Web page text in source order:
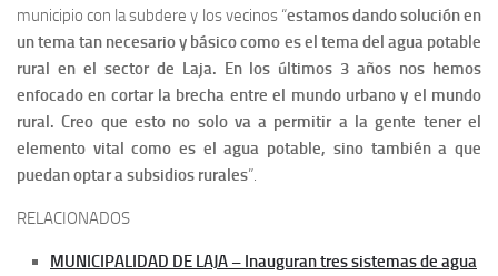
municipio con la subdere y los vecinos “estamos dando solución en
un tema tan necesario y básico como es el tema del agua potable
rural en el sector de Laja. En los últimos 3 años nos hemos
enfocado en cortar la brecha entre el mundo urbano y el mundo
rural. Creo que esto no solo va a permitir a la gente tener el
elemento vital como es el agua potable, sino también a que
puedan optar a subsidios rurales”.
RELACIONADOS
MUNICIPALIDAD DE LAJA – Inauguran tres sistemas de agua